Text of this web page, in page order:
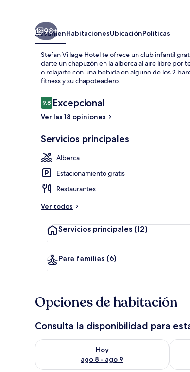
98+
ResumenHabitacionesUbicaciónPolíticas
Stefan Village Hotel te ofrece un club infantil
darte un chapuzón en la alberca al aire libre por
o relajarte con una bebida en alguno de los 2
fitness y su chapoteadero.
Opiniones
9.89.8 de 10,
Excepcional
Ver las 18 opiniones
Servicios principales
Alberca
Estacionamiento gratis
Restaurantes
Ver todos
Servicios principales (12)
Para familias (6)
Opciones de habitación
Consulta la disponibilidad para
Hoy
ago 8 - ago 9
Consulta la disponibilidad para hoy ago 8 -